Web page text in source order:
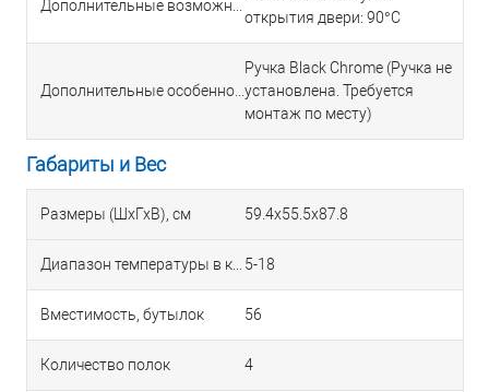
Дополнительные возможности
открытия двери: 90°C
Дополнительные особенности
Ручка Black Chrome (Ручка не
установлена. Требуется
монтаж по месту)
Габариты и Вес
Размеры (ШхГхВ), см 59.4х55.5х87.8
Диапазон температуры в камере, °С 5-18
Вместимость, бутылок 56
Количество полок 4